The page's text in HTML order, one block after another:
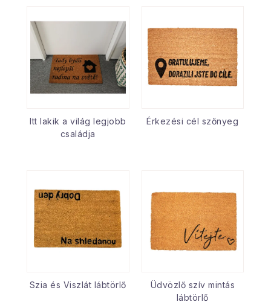
Itt lakik a világ legjobb
családja
Érkezési cél szőnyeg
Szia és Viszlát lábtörlő
Üdvözlő szív mintás
lábtörlő